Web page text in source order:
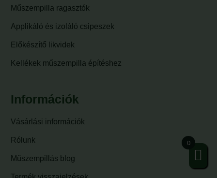
Műszempilla ragasztók
Applikáló és izoláló csipeszek
Előkészítő likvidek
Kellékek műszempilla építéshez
Információk
Vásárlási információk
Rólunk
Műszempillás blog
0